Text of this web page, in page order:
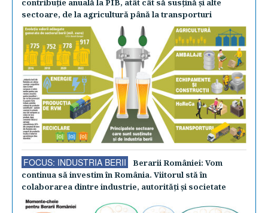
contribuţie anuală la PIB, atât cât să susţină şi alte
sectoare, de la agricultură până la transporturi
FOCUS: INDUSTRIA BERII
Berarii României: Vom
continua să investim în România. Viitorul stă în
colaborarea dintre industrie, autorităţi şi societate